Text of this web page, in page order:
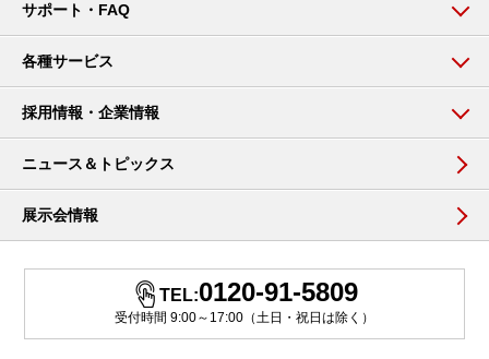
サポート・FAQ
各種サービス
採用情報・企業情報
ニュース＆トピックス
展示会情報
TEL:0120-91-5809
受付時間 9:00～17:00（土日・祝日は除く）